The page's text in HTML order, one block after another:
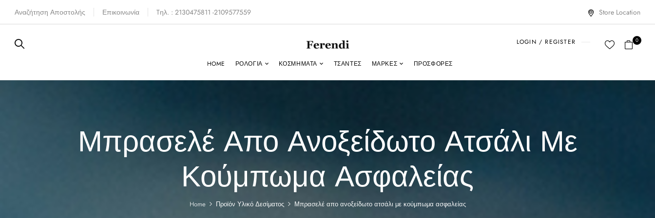
Αναζήτηση Αποστολής Επικοινωνία Tηλ. : 2130475811 -2109577559 Store Location
LOGIN / REGISTER 0
HOME ΡΟΛΌΓΙΑ ΚΟΣΜΉΜΑΤΑ ΤΣΑΝΤΕΣ ΜΑΡΚΕΣ ΠΡΟΣΦΟΡΈΣ
Μπρασελέ Απο Ανοξείδωτο Ατσάλι Με
Κούμπωμα Ασφαλείας
Home Προϊόν Υλικό Δεσίματος Μπρασελέ απο ανοξείδωτο ατσάλι με κούμπωμα ασφαλείας